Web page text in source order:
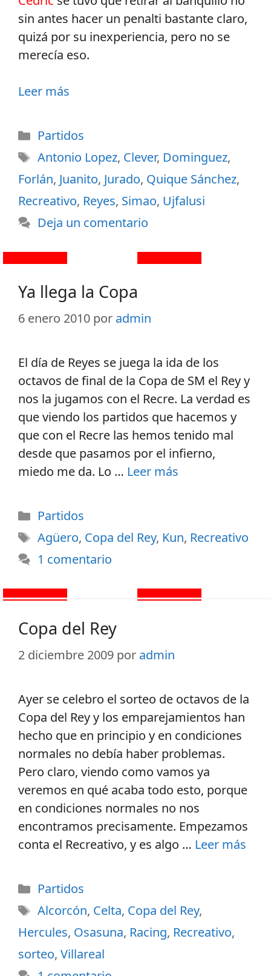
sin antes hacer un penalti bastante claro,
quizá por su inexperiencia, pero no se
merecía eso.
Leer más
Partidos
Antonio Lopez, Clever, Dominguez,
Forlán, Juanito, Jurado, Quique Sánchez,
Recreativo, Reyes, Simao, Ujfalusi
Deja un comentario
Ya llega la Copa
6 enero 2010 por admin
El día de Reyes se juega la ida de los
octavos de final de la Copa de SM el Rey y
nos la jugamos con el Recre. La verdad es
que viendo los partidos que hacemos y
que con el Recre las hemos tenido mal
desde que pasamos por el infierno,
miedo me da. Lo … Leer más
Partidos
Agüero, Copa del Rey, Kun, Recreativo
1 comentario
Copa del Rey
2 diciembre 2009 por admin
Ayer se celebro el sorteo de octavos de la
Copa del Rey y los emparejamientos han
hecho que en principio y en condiciones
normales no debía haber problemas.
Pero claro, viendo como vamos ya
veremos en qué acaba todo esto, porque
en condiciones normales no nos
encontramos precisamente. Empezamos
conta el Recreativo, y es algo … Leer más
Partidos
Alcorcón, Celta, Copa del Rey,
Hercules, Osasuna, Racing, Recreativo,
sorteo, Villareal